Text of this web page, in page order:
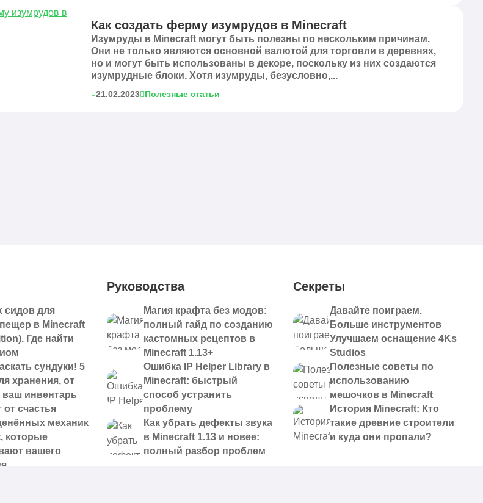
Как создать ферму изумрудов в Minecraft
Изумруды в Minecraft могут быть полезны по нескольким причинам.
Они не только являются основной валютой для торговли в деревнях,
но и могут быть использованы в декоре, поскольку из них создаются
изумрудные блоки. Хотя изумруды, безусловно,...
21.02.2023 Полезные статьи
сидов для
в Minecraft
Где найти
сундуки! 5
хранения, от
ваш инвентарь
от счастья
механик
которые
вашего
Руководства
Магия крафта без модов:
полный гайд по созданию
кастомных рецептов в
Minecraft 1.13+
Ошибка IP Helper Library в
Minecraft: быстрый
способ устранить
проблему
Как убрать дефекты звука
в Minecraft 1.13 и новее:
полный разбор проблем
Секреты
Давайте поиграем.
Больше инструментов
Улучшаем оснащение 4Ks
Studios
Полезные советы по
использованию
мешочков в Minecraft
История Minecraft: Кто
такие древние строители
и куда они пропали?